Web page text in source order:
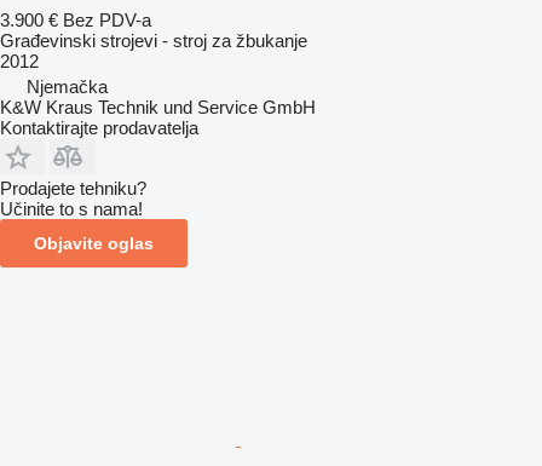
3.900 € Bez PDV-a
Građevinski strojevi - stroj za žbukanje
2012
Njemačka
K&W Kraus Technik und Service GmbH
Kontaktirajte prodavatelja
Prodajete tehniku?
Učinite to s nama!
Objavite oglas